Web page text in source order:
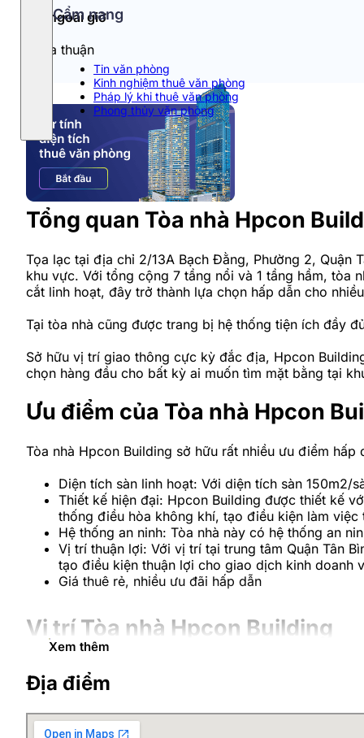
Cẩm nang
Tin văn phòng
Kinh nghiệm thuê văn phòng
Pháp lý khi thuê văn phòng
Phong thủy văn phòng
Phí ngoài giờ
Thỏa thuận
Tổng quan Tòa nhà Hpcon
Tọa lạc tại địa chỉ 2/13A Bạch Đằng, Phường 2, Quận
khu vực. Với tổng cộng 7 tầng nổi và 1 tầng hầm, tòa
cắt linh hoạt, đây trở thành lựa chọn hấp dẫn cho
Tại tòa nhà cũng được trang bị hệ thống tiện ích đầy
Sở hữu vị trí giao thông cực kỳ đắc địa, Hpcon
chọn hàng đầu cho bất kỳ ai muốn tìm mặt bằng tại
Ưu điểm của Tòa nhà Hpcon
Tòa nhà Hpcon Building sở hữu rất nhiều ưu điểm
Diện tích sàn linh hoạt: Với diện tích sàn
Thiết kế hiện đại: Hpcon Building được thiết kế
thống điều hòa không khí, tạo điều kiện làm việc
Hệ thống an ninh: Tòa nhà này có hệ thống an
Vị trí thuận lợi: Với vị trí tại trung tâm Quận Tân
tạo điều kiện thuận lợi cho giao dịch kinh doanh
Giá thuê rẻ, nhiều ưu đãi hấp dẫn
Vị trí Tòa nhà Hpcon Building
các quận trung tâm và là khu vực có nhiều tiện ích,
Từ tòa nhà rất thuận tiện để di chuyển đến tất cả các
Xem thêm
Địa điểm